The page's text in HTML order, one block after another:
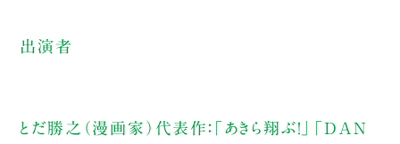
出演者
とだ勝之（漫画家）代表作：「あきら翔ぶ！」「DAN